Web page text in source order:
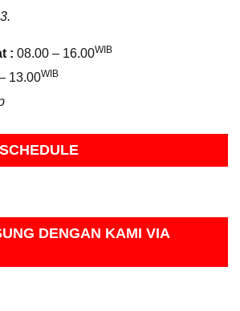
: 08.00 – 16.00WIB
13.00WIB
DENGAN KAMI VIA